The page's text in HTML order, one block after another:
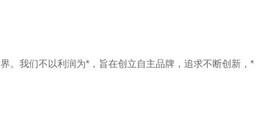
。我们不以利润为*，旨在创立自主品牌，追求不断创新，*